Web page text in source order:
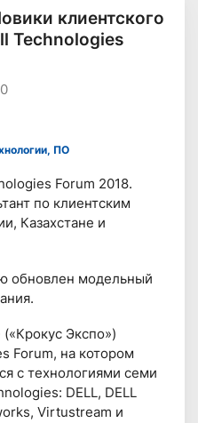
клиентского
Technologies
0
ПО
Forum 2018.
по клиентским
Казахстане и
обновлен модельный
Экспо»)
Forum, на котором
с технологиями семи
DELL, DELL
Virtustream и